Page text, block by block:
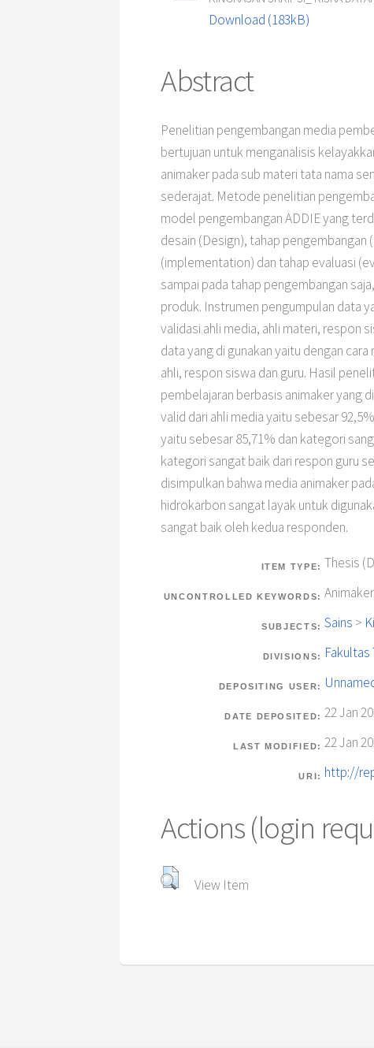
Download (183kB)
Abstract
Penelitian pengembangan media
bertujuan untuk menganalisis
animaker pada sub materi tata nama
sederajat. Metode penelitian
model pengembangan ADDIE yang
desain (Design), tahap
(implementation) dan tahap evaluasi
sampai pada tahap pengembangan
produk. Instrumen pengumpulan data
validasi ahli media, ahli materi, respon
data yang di gunakan yaitu dengan
ahli, respon siswa dan guru. Hasil
pembelajaran berbasis animaker yang
valid dari ahli media yaitu sebesar
yaitu sebesar 85,71% dan kategori
kategori sangat baik dari respon guru
disimpulkan bahwa media animaker
hidrokarbon sangat layak untuk
sangat baik oleh kedua responden.
ITEM TYPE: Thesis
UNCONTROLLED KEYWORDS:
SUBJECTS: Sains >
DIVISIONS: Fakultas
DEPOSITING USER:
DATE DEPOSITED: 22 Jan
LAST MODIFIED: 22 Jan
URI: http://
Actions (login
View Item